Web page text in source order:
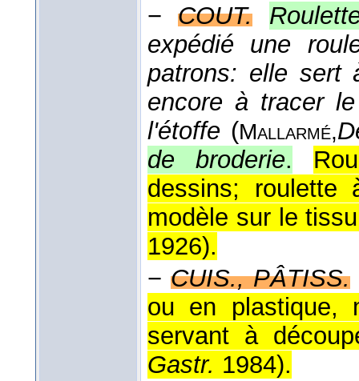
−COUT.
expédié une
patrons: elle sert
encore à tracer
l'étoffe (Mallarmé,
de broderie.
dessins; roulette
modèle sur le
1926).
− CUIS., PÂTISS.
ou en plastique,
servant à
Gastr. 1984).